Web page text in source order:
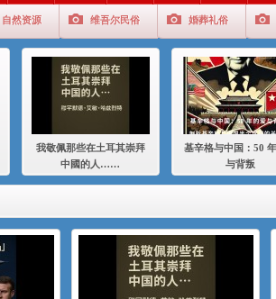
大一统情结使魏京生失去理智 / 伊利夏提
伊利夏提：在自责与内疚中的挣扎
伊利夏提：消失在集中营的红衣女孩
伊利夏提：满目苍夷2020，难见彼岸2021
自然资源 维吾尔民俗 婚葬礼俗
我敬佩那些在土耳其崇拜
中國的人……
基辛格与中国：50
与背叛